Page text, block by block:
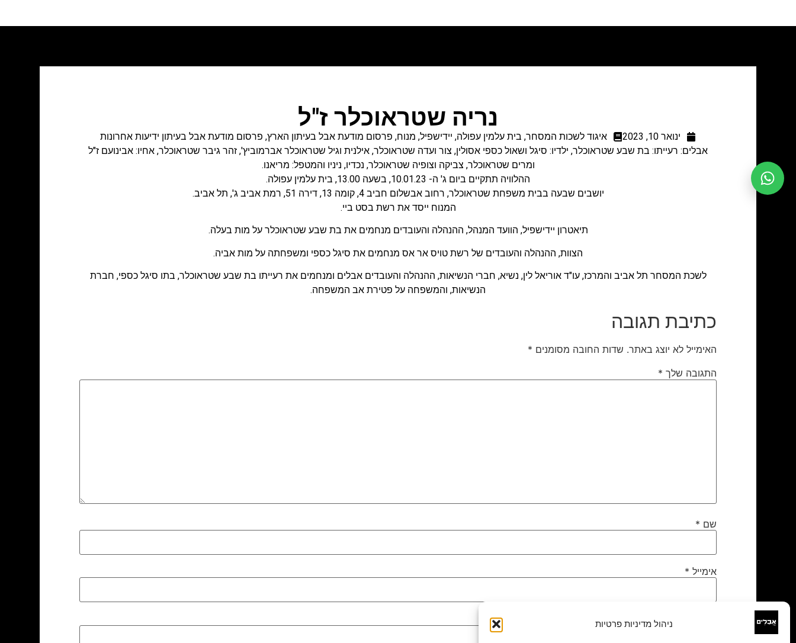
ניהול מדיניות פרטיות
נריה שטראוכלר ז"ל
ינואר 10, 2023 איגוד לשכות המסחר, בית עלמין עפולה, יידישפיל, מנוח, פרסום מודעת אבל בעיתון הארץ, פרסום מודעת אבל בעיתון ידיעות אחרונות
אבלים: רעייתו: בת שבע שטראוכלר, ילדיו: סיגל ושאול כספי אסולין, צור ועדה שטראוכלר, אילנית וגיל שטראוכלר אברמוביץ', זהר גיבר שטראוכלר, אחיו: אבינועם ז"ל
ומרים שטראוכלר, צביקה וצופיה שטראוכלר, נכדיו, ניניו והמטפל: מריאנו.
ההלוויה תתקיים ביום ג' ה- 10.01.23, בשעה 13.00, בית עלמין עפולה.
יושבים שבעה בבית משפחת שטראוכלר, רחוב אבשלום חביב 4, קומה 13, דירה 51, רמת אביב ג', תל אביב.
המנוח ייסד את רשת בסט ביי.
תיאטרון יידישפיל, הוועד המנהל, ההנהלה והעובדים מנחמים את בת שבע שטראוכלר על מות בעלה.
הצוות, ההנהלה והעובדים של רשת טויס אר אס מנחמים את סיגל כספי ומשפחתה על מות אביה.
לשכת המסחר תל אביב והמרכז, עו"ד אוריאל לין, נשיא, חברי הנשיאות, ההנהלה והעובדים אבלים ומנחמים את רעייתו בת שבע שטראוכלר, בתו סיגל כספי, חברת
הנשיאות, והמשפחה על פטירת אב המשפחה.
כתיבת תגובה
האימייל לא יוצג באתר. שדות החובה מסומנים *
התגובה שלך *
שם *
אימייל *